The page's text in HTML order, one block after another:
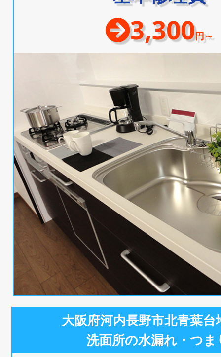
3,300円～
大阪府河内長野市北青葉台
洗面所の水漏れ・つま